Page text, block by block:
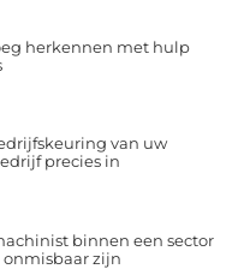
herkennen met hulp
van uw
precies in
binnen een sector
zijn